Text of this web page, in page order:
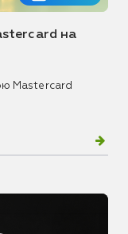
на
Mastercard